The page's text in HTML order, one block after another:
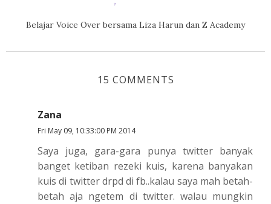
Belajar Voice Over bersama Liza Harun dan Z Academy
15 COMMENTS
Zana
Fri May 09, 10:33:00 PM 2014
Saya juga, gara-gara punya twitter banyak
banget ketiban rezeki kuis, karena banyakan
kuis di twitter drpd di fb..kalau saya mah betah-
betah aja ngetem di twitter. walau mungkin